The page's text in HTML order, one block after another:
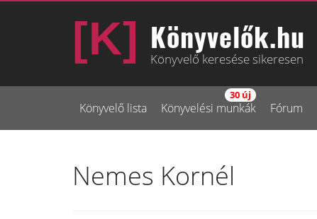
Könyvelők.hu
Könyvelő keresése sikeresen
Könyvelő lista Könyvelési munkák
30 új
Fórum
Nemes Kornél